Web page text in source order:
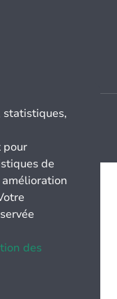
statistiques,
pour
de
des